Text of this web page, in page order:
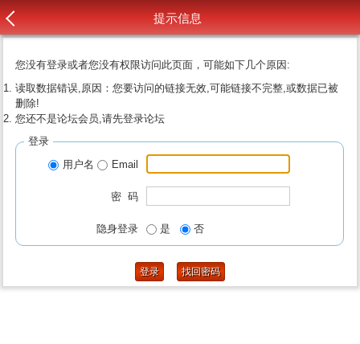
提示信息
您没有登录或者您没有权限访问此页面，可能如下几个原因:
读取数据错误,原因：您要访问的链接无效,可能链接不完整,或数据已被
删除!
您还不是论坛会员,请先登录论坛
登录
用户名
Email
密 码
隐身登录 是 否